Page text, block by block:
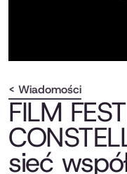
< Wiadomości
FILM
sieć